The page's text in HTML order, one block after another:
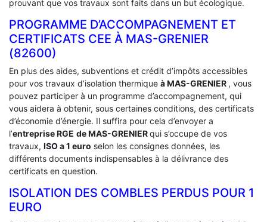
prouvant que vos travaux sont faits dans un but écologique.
PROGRAMME D’ACCOMPAGNEMENT ET
CERTIFICATS CEE À ‎MAS-GRENIER
(82600)
En plus des aides, subventions et crédit d’impôts accessibles
pour vos travaux d’isolation thermique à MAS-GRENIER , vous
pouvez participer à un programme d’accompagnement, qui
vous aidera à obtenir, sous certaines conditions, des certificats
d’économie d’énergie. Il suffira pour cela d’envoyer a
l’entreprise RGE de MAS-GRENIERqui s’occupe de vos
travaux, ISO a 1 euro selon les consignes données, les
différents documents indispensables à la délivrance des
certificats en question.
ISOLATION DES COMBLES PERDUS POUR 1
EURO